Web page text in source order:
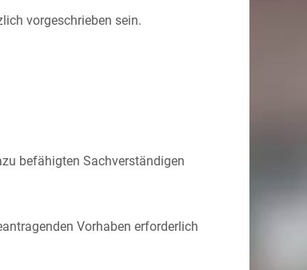
vorgeschrieben sein.
befähigten Sachverständigen
Vorhaben erforderlich